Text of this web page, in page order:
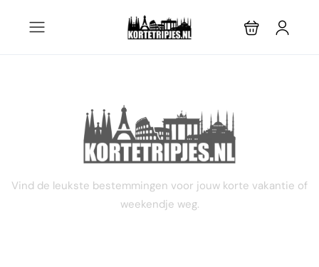
STEL JE EIGEN TRIP SAMEN
Vind de leukste bestemmingen voor jouw korte vakantie of
weekendje weg.